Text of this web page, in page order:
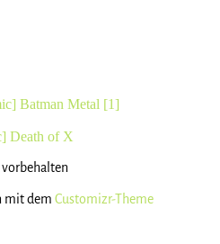
Batman Metal [1]
Death of X
mit dem Customizr-Theme